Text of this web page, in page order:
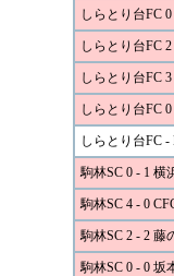
しらとり台FC
しらとり台FC
しらとり台FC
しらとり台FC
しらとり台FC -
駒林SC 0 - 1 横
駒林SC 4 - 0
駒林SC 2 - 2 藤
駒林SC 0 - 0 坂